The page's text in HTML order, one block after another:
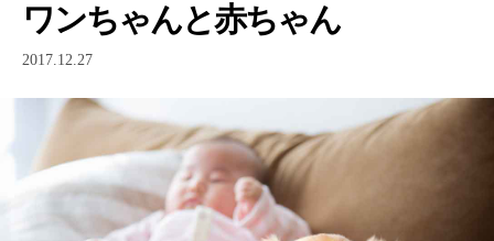
ワンちゃんと赤ちゃん
2017.12.27